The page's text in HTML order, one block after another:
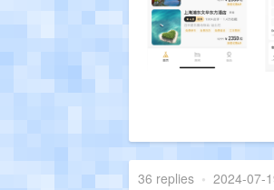
36 replies • 2024-07-